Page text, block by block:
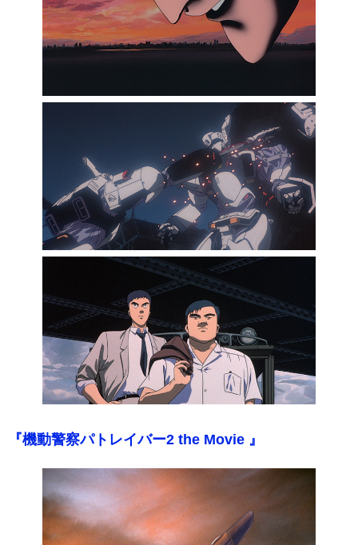
『機動警察パトレイバー2 the Movie 』